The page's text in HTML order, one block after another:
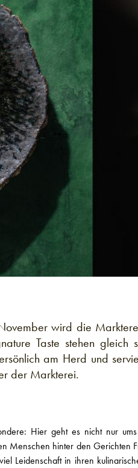
wird die
Taste stehen gleich
am Herd und
der Markterei.
Hier geht es nicht nur
Menschen hinter den Gerichten
Leidenschaft in ihren